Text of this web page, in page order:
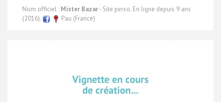
Nom officiel : Mister Bazar- Site perso. En ligne depuis 9 ans
(2016).
Pau (France)